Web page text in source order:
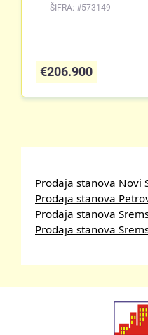
ŠIFRA: #573149
€206.900
Prodaja stanova Novi
Prodaja stanova
Prodaja stanova
Prodaja stanova